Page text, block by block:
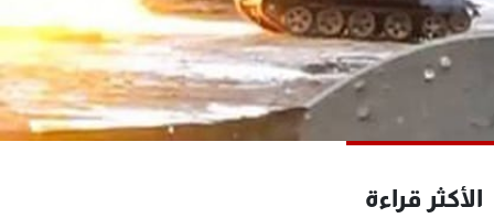
الأكثر قراءة
البرامج
جدول البرامج
الترددات
عن MTV